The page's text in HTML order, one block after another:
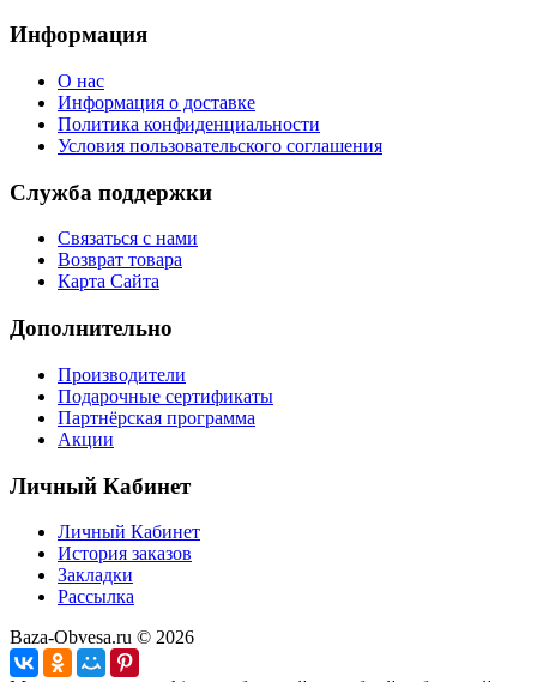
Информация
О нас
Информация о доставке
Политика конфиденциальности
Условия пользовательского соглашения
Служба поддержки
Связаться с нами
Возврат товара
Карта Сайта
Дополнительно
Производители
Подарочные сертификаты
Партнёрская программа
Акции
Личный Кабинет
Личный Кабинет
История заказов
Закладки
Рассылка
Baza-Obvesa.ru © 2026